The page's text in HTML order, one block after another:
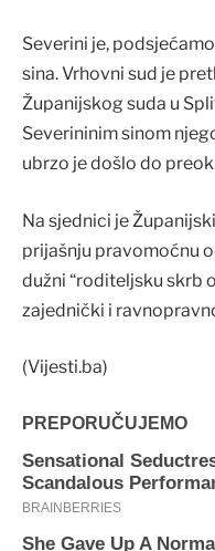
Severini je,
sina. Vrhovni sud je
Županijskog suda u
Severininim sinom
ubrzo je došlo do
Na sjednici je
prijašnju pravomoćnu
dužni “roditeljsku skrb
zajednički i
(Vijesti.ba)